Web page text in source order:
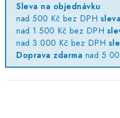
Sleva na objednávku:
nad 500 Kč bez DPH
nad 1 500 Kč bez DPH
nad 3 000 Kč bez DPH
Doprava zdarma nad 5